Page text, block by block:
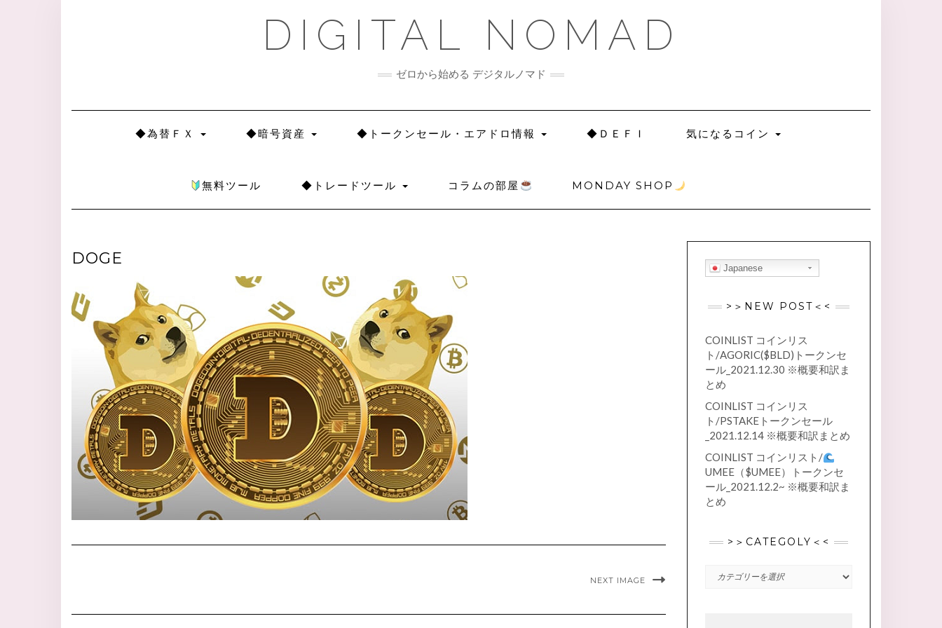
DIGITAL NOMAD
ゼロから始める デジタルノマド
◆為替ＦＸ ◆暗号資産 ◆トークンセール・エアドロ情報 ◆ＤＥＦＩ 気になるコイン
無料ツール ◆トレードツール コラムの部屋 MONDAY SHOP
DOGE
NEXT IMAGE
Japanese
>＞NEW POST＜<
COINLIST コインリス
ト/AGORIC($BLD)トークンセ
ール_2021.12.30 ※概要和訳ま
とめ
COINLIST コインリス
ト/PSTAKEトークンセール
_2021.12.14 ※概要和訳まとめ
COINLIST コインリスト/
UMEE（$UMEE）トークンセ
ール_2021.12.2~ ※概要和訳ま
とめ
>＞CATEGOLY＜<